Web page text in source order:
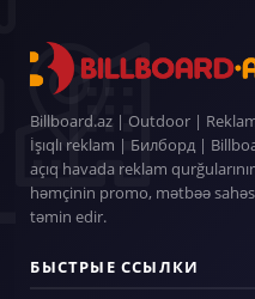
Billboard.az | Outdoor |
İşıqlı reklam | Билборд |
açıq havada reklam
həmçinin promo, mətbəə
təmin edir.
БЫСТРЫЕ ССЫЛКИ